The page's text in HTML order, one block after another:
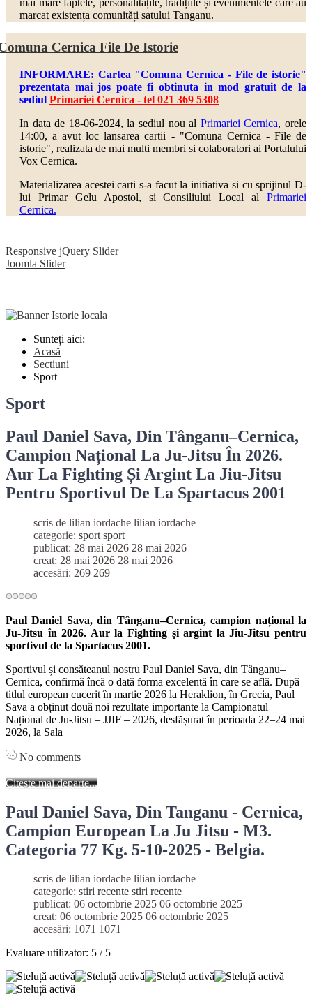
mai mare faptele, personalitățile, tradițiile și evenimentele care au
marcat existența comunități satului Tanganu.
Cernica File De Istorie
INFORMARE: Cartea "Comuna Cernica - File de istorie"
prezentata mai jos poate fi obtinuta in mod gratuit de la
sediul Primariei Cernica - tel 021 369 5308
In data de 18-06-2024, la sediul nou al Primariei Cernica, orele
14:00, a avut loc lansarea cartii - "Comuna Cernica - File de
istorie", realizata de mai multi membri si colaboratori ai Portalului
Vox Cernica.
Materializarea acestei carti s-a facut la initiativa si cu sprijinul D-
lui Primar Gelu Apostol, si Consiliului Local al Primariei
Cernica.
Responsive jQuery Slider
Joomla Slider
Sunteți aici:
Acasă
Sectiuni
Sport
Sport
Paul Daniel Sava, Din Tânganu–Cernica,
Campion Național La Ju-Jitsu În 2026.
Aur La Fighting Și Argint La Jiu-Jitsu
Pentru Sportivul De La Spartacus 2001
scris de lilian iordache lilian iordache
categorie: sport sport
publicat: 28 mai 2026 28 mai 2026
creat: 28 mai 2026 28 mai 2026
accesări: 269 269
Paul Daniel Sava, din Tânganu–Cernica, campion național la
Ju-Jitsu în 2026. Aur la Fighting și argint la Jiu-Jitsu pentru
sportivul de la Spartacus 2001.
Sportivul și consăteanul nostru Paul Daniel Sava, din Tânganu–
Cernica, confirmă încă o dată forma excelentă în care se află. După
titlul european cucerit în martie 2026 la Heraklion, în Grecia, Paul
Sava a obținut două noi rezultate importante la Campionatul
Național de Ju-Jitsu – JJIF – 2026, desfășurat în perioada 22–24 mai
2026, la Sala
No comments
Citește mai departe...
Paul Daniel Sava, Din Tanganu - Cernica,
Campion European La Ju Jitsu - M3.
Categoria 77 Kg. 5-10-2025 - Belgia.
scris de lilian iordache lilian iordache
categorie: stiri recente stiri recente
publicat: 06 octombrie 2025 06 octombrie 2025
creat: 06 octombrie 2025 06 octombrie 2025
accesări: 1071 1071
Evaluare utilizator: 5 / 5